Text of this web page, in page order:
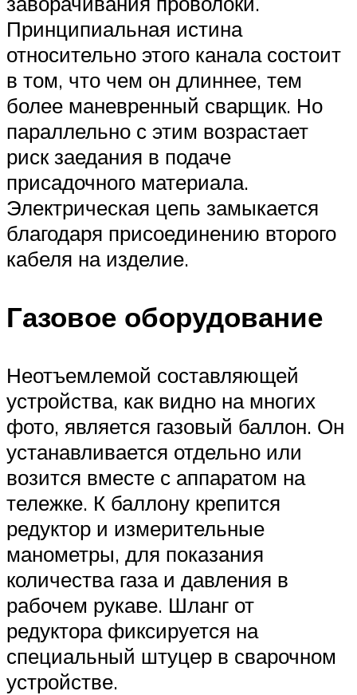
Принципиальная истина
относительно этого канала состоит
в том, что чем он длиннее, тем
более маневренный сварщик. Но
параллельно с этим возрастает
риск заедания в подаче
присадочного материала.
Электрическая цепь замыкается
благодаря присоединению второго
кабеля на изделие.
Газовое оборудование
Неотъемлемой составляющей
устройства, как видно на многих
фото, является газовый баллон. Он
устанавливается отдельно или
возится вместе с аппаратом на
тележке. К баллону крепится
редуктор и измерительные
манометры, для показания
количества газа и давления в
рабочем рукаве. Шланг от
редуктора фиксируется на
специальный штуцер в сварочном
устройстве.